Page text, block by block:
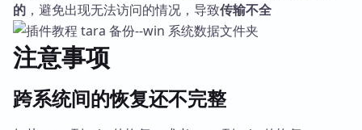
的 ，避免出现无法访问的情况，导致传输不全
注意事项
跨系统间的恢复还不完整